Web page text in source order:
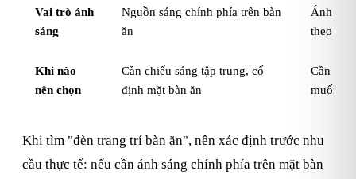
Vai trò ánh
sáng
Nguồn sáng chính phía trên bàn
ăn
Ánh
theo
Khi nào
nên chọn
Cần chiếu sáng tập trung, cố
định mặt bàn ăn
Cần
muốn
Khi tìm "đèn trang trí bàn ăn", nên xác định trước nhu
cầu thực tế: nếu cần ánh sáng chính phía trên mặt bàn